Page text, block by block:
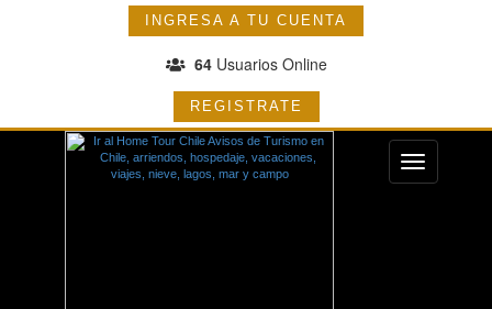
INGRESA A TU CUENTA
64Usuarios Online
REGISTRATE
Menu